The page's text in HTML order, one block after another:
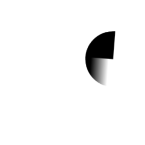
2023년 도
문가 양성
자 모집